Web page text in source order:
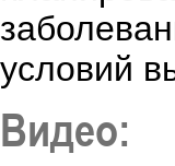
условий
Видео: